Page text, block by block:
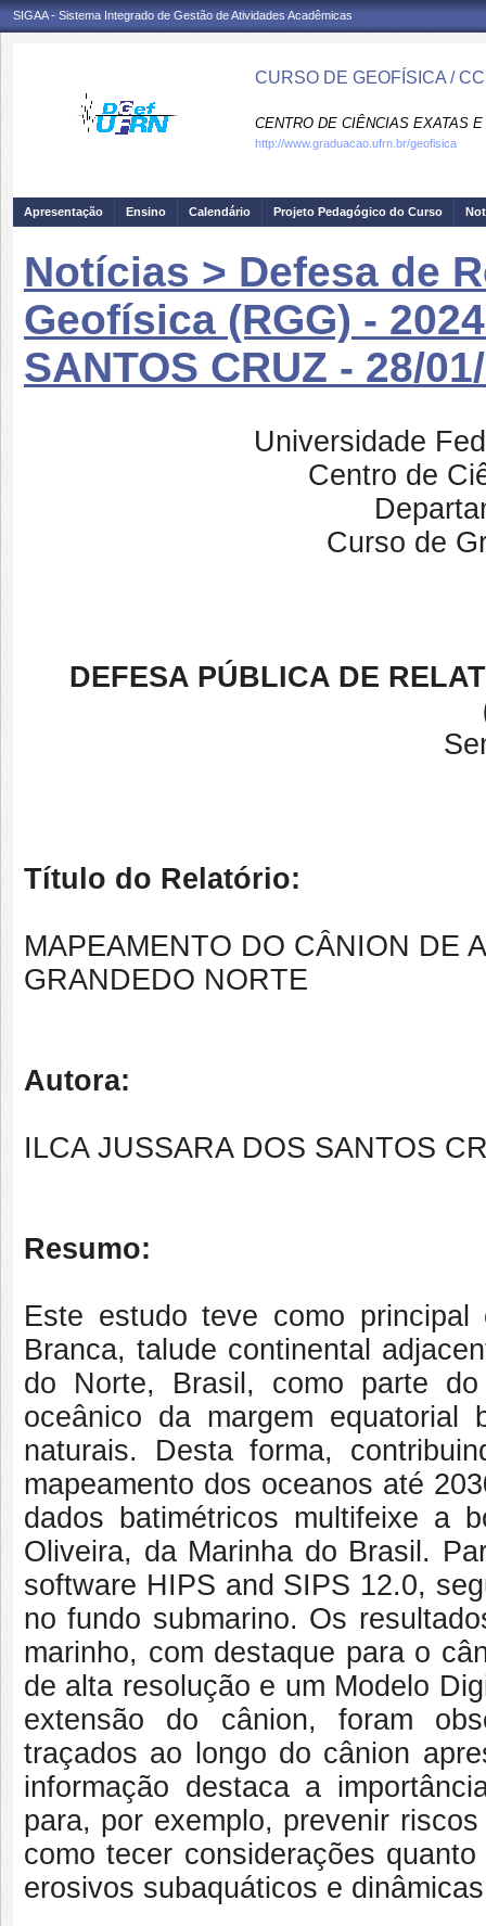
SIGAA - Sistema Integrado de Gestão de Atividades Acadêmicas
CURSO DE GEOFÍSICA /
CENTRO DE CIÊNCIAS EXATAS
http://www.graduacao.ufrn.br/geofisica
Apresentação Ensino Calendário Projeto Pedagógico do Curso
Notícias > Defesa de
Geofísica (RGG) -
SANTOS CRUZ - 28/
Universidade
Centro de
Curso de
DEFESA PÚBLICA DE
Título do Relatório:
MAPEAMENTO DO CÂNION DE
GRANDEDO NORTE
Autora:
ILCA JUSSARA DOS SANTOS
Resumo:
Este estudo teve como
Branca, talude continental
do Norte, Brasil, como parte
oceânico da margem equatorial
naturais. Desta forma,
mapeamento dos oceanos até
dados batimétricos multifeixe a
Oliveira, da Marinha do Brasil.
software HIPS and SIPS 12.0,
no fundo submarino. Os
marinho, com destaque para o
de alta resolução e um Modelo
extensão do cânion, foram
traçados ao longo do cânion
informação destaca a
para, por exemplo, prevenir
como tecer considerações
erosivos subaquáticos e